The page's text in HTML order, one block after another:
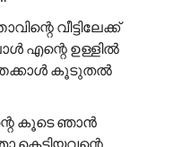
വീട്ടിലേക്ക്
എന്റെ ഉള്ളിൽ
കൂടുതൽ
കൂടെ ഞാൻ
കെട്ടിയവന്റെ